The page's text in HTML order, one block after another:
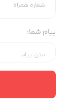
پیام شما: